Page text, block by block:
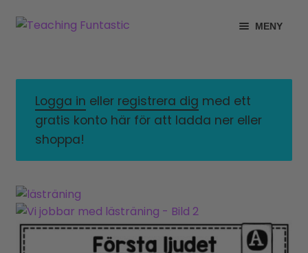
Hoppa
Gå
MENY
UNDERMENY
GRATISMATERIAL
BUTIK
LICENSER
UNDERMENY
TYPSNITT
Logga in eller registrera dig med ett
gratis konto här för att ladda ner eller
shoppa!